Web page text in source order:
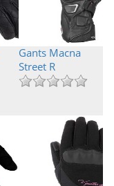
Gants Macna
Street R